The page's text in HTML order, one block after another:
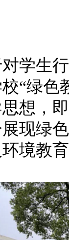
学生
“绿色
想，
现绿
境教育